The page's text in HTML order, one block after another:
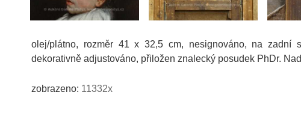
olej/plátno, rozměr 41 x 32,5 cm, nesignováno, na zadní
dekorativně adjustováno, přiložen znalecký posudek PhDr.
zobrazeno: 11332x